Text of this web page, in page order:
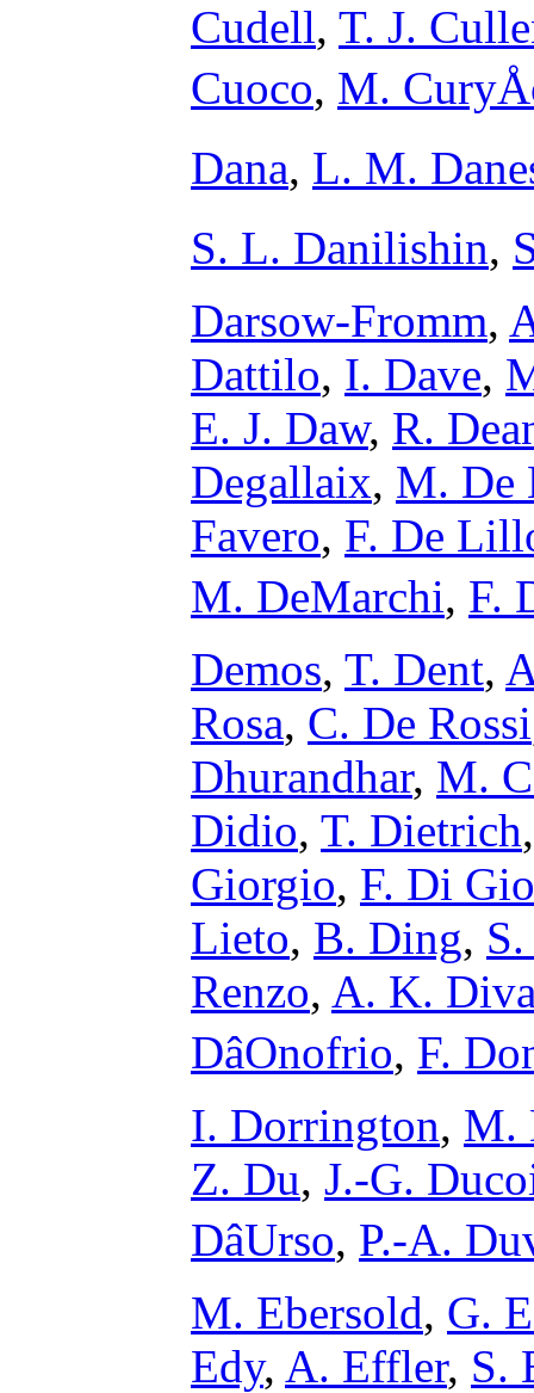
Cudell, T. J.
Cuoco, M.
Dana, L. M.
S. L. Danilishin,
Darsow-Fromm,
Dattilo, I. Dave,
E. J. Daw, R.
Degallaix, M. De
Favero, F. De
M. DeMarchi, F.
Demos, T. Dent,
Rosa, C. De Rossi
Dhurandhar, M.
Didio, T. Dietrich
Giorgio, F. Di
Lieto, B. Ding,
Renzo, A. K.
DâOnofrio, F.
I. Dorrington, M.
Z. Du, J.-G.
DâUrso, P.-A.
M. Ebersold, G.
Edy, A. Effler, S.